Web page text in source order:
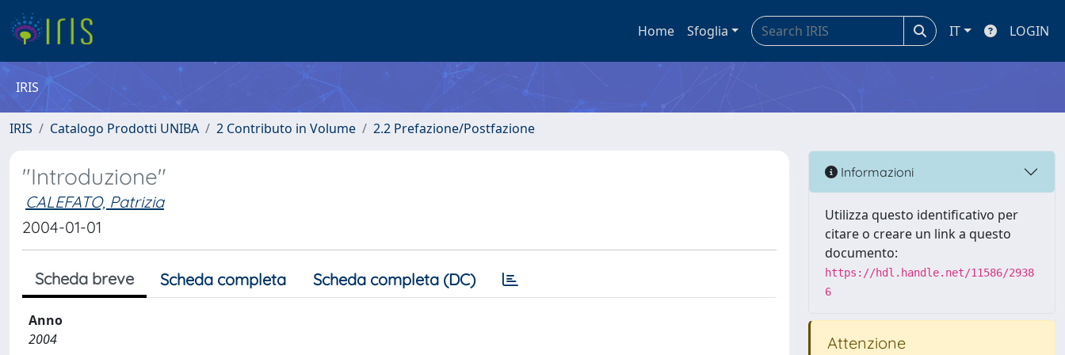
Home Sfoglia IT LOGIN
IRIS
IRIS Catalogo Prodotti UNIBA 2 Contributo in Volume 2.2 Prefazione/Postfazione
"Introduzione"
CALEFATO, Patrizia
2004-01-01
Scheda breve Scheda completa Scheda completa (DC)
Anno
2004
Informazioni
Utilizza questo identificativo per
citare o creare un link a questo
documento:
https://hdl.handle.net/11586/2938
6
Attenzione